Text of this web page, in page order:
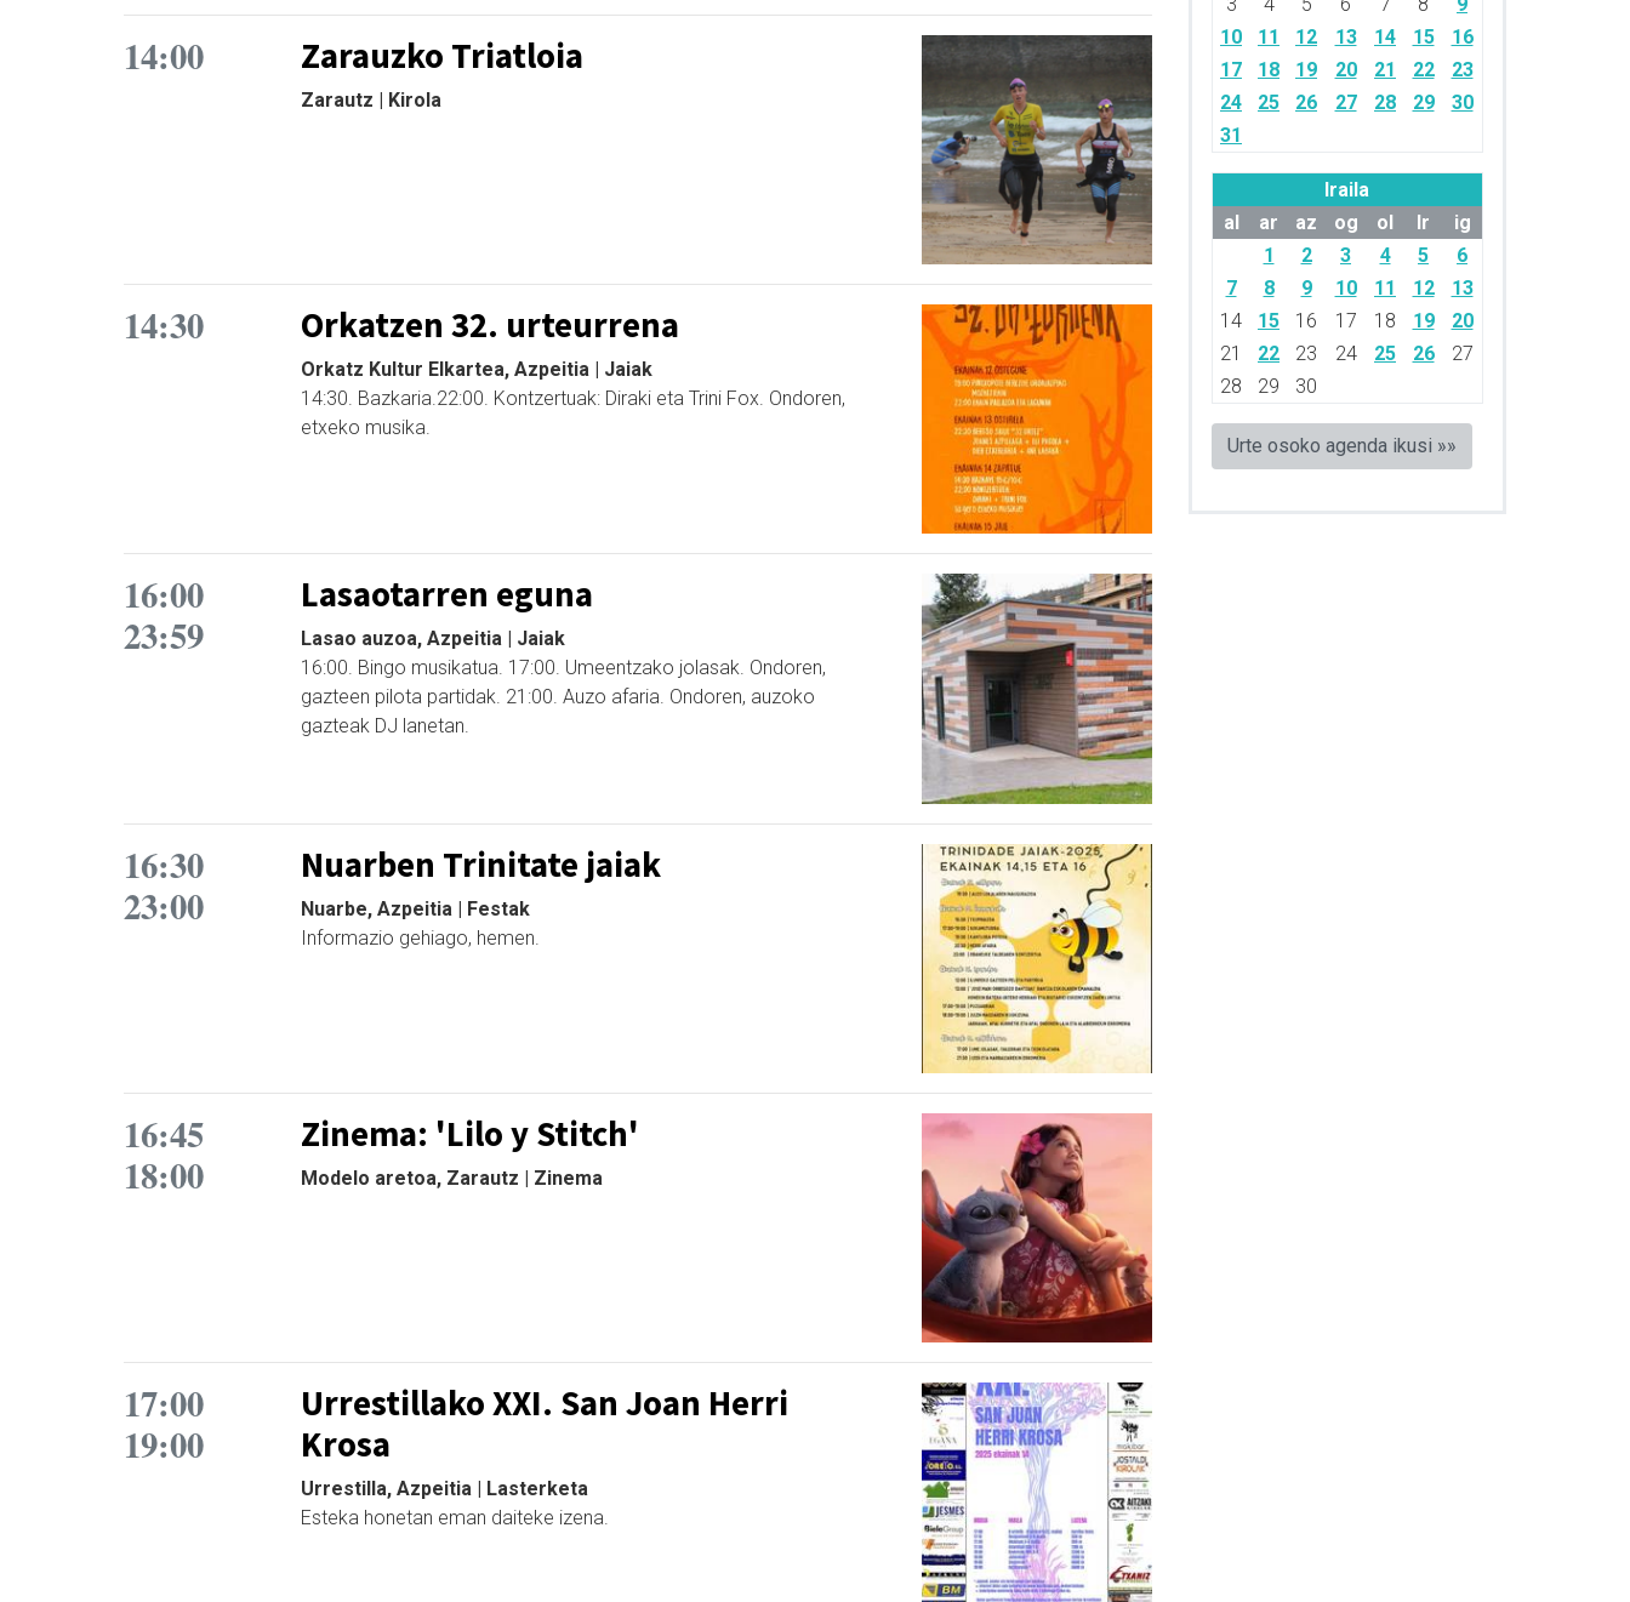
14:00 Zarauzko Triatloia
Zarautz | Kirola
14:30 Orkatzen 32. urteurrena
Orkatz Kultur Elkartea, Azpeitia | Jaiak
14:30. Bazkaria.22:00. Kontzertuak: Diraki eta Trini Fox. Ondoren,
etxeko musika.
16:00
23:59
Lasaotarren eguna
Lasao auzoa, Azpeitia | Jaiak
16:00. Bingo musikatua. 17:00. Umeentzako jolasak. Ondoren,
gazteen pilota partidak. 21:00. Auzo afaria. Ondoren, auzoko
gazteak DJ lanetan.
16:30
23:00
Nuarben Trinitate jaiak
Nuarbe, Azpeitia | Festak
Informazio gehiago, hemen.
16:45
18:00
Zinema: 'Lilo y Stitch'
Modelo aretoa, Zarautz | Zinema
17:00
19:00
Urrestillako XXI. San Joan Herri
Krosa
Urrestilla, Azpeitia | Lasterketa
Esteka honetan eman daiteke izena.
10
11 12 13 14 15
16
17
18 19 20 21 22
23
24
25 26 27 28 29
30
31
Iraila
al
ar az og ol lr
ig
1
2 3 4 5
6
7
8 9 10 11 12
13
14
15 16 17 18 19
20
21
22 23 24 25 26
27
28
29 30
Urte osoko agenda ikusi »»